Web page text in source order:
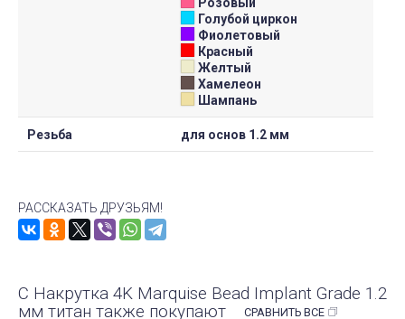
Розовый
Голубой циркон
Фиолетовый
Красный
Желтый
Хамелеон
Шампань
Резьба для основ 1.2 мм
РАССКАЗАТЬ ДРУЗЬЯМ!
С Накрутка 4K Marquise Bead Implant Grade 1.2
мм титан также покупают
СРАВНИТЬ ВСЕ